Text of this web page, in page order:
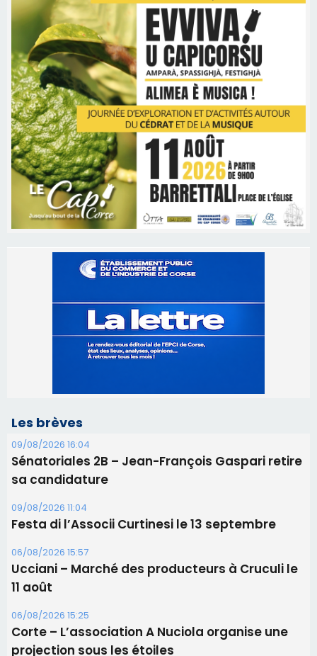
09/08/2026 16:04
Sénatoriales 2B – Jean-François Gaspari retire
sa candidature
Festa di l’Associi Curtinesi le 13 septembre
06/08/2026 15:57
Ucciani – Marché des producteurs à Cruculi le
11 août
06/08/2026 15:25
Corte – L’association A Nuciola organise une
projection sous les étoiles
06/08/2026 15:04
Alata - Soirée Tango Argentin au stade de San
Benedetto
05/08/2026 09:53
Biguglia : messe de la Sainte-Marie et
procession le 14 août